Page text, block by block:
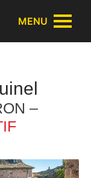
MENU
–